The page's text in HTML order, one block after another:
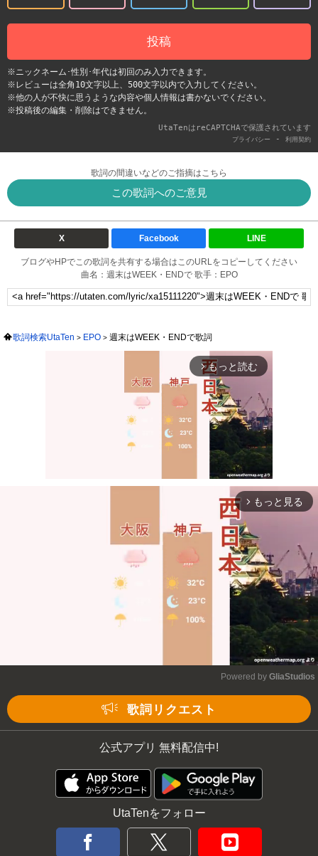
投稿
※ニックネーム･性別･年代は初回のみ入力できます。
※レビューは全角10文字以上、500文字以内で入力してください。
※他の人が不快に思うような内容や個人情報は書かないでください。
※投稿後の編集・削除はできません。
UtaTenはreCAPTCHAで保護されています
プライバシー - 利用契約
歌詞の間違いなどのご指摘はこちら
この歌詞へのご意見
X Facebook LINE
ブログやHPでこの歌詞を共有する場合はこのURLをコピーしてください
曲名：週末はWEEK・ENDで 歌手：EPO
歌詞検索UtaTen EPO 週末はWEEK・ENDで歌詞
arrow_forward_ios もっと読む
Mute
arrow_forward_ios もっと見る
Powered by GliaStudios
歌詞リクエスト
公式アプリ 無料配信中!
UtaTenをフォロー